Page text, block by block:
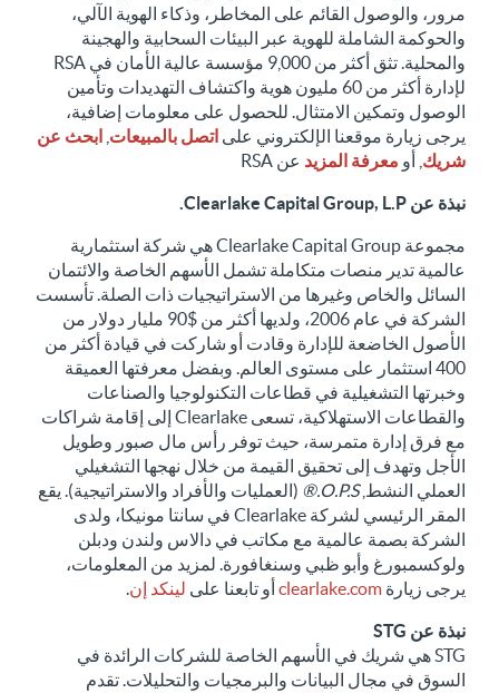
مرور، والوصول القائم على المخاطر، وذكاء الهوية الآلي،
والحوكمة الشاملة للهوية عبر البيئات السحابية والهجينة
والمحلية. تثق أكثر من 9,000 مؤسسة عالية الأمان في RSA
لإدارة أكثر من 60 مليون هوية واكتشاف التهديدات وتأمين
الوصول وتمكين الامتثال. للحصول على معلومات إضافية،
يرجى زيارة موقعنا الإلكتروني على اتصل بالمبيعات ابحث عن
شريك , أو معرفة المزيد عن RSA
نبذة عن Clearlake Capital Group, L.P.
مجموعة Clearlake Capital Group هي شركة استثمارية
عالمية تدير منصات متكاملة تشمل الأسهم الخاصة والائتمان
السائل والخاص وغيرها من الاستراتيجيات ذات الصلة. تأسست
الشركة في عام 2006، ولديها أكثر من $90 مليار دولار من
الأصول الخاضعة للإدارة وقادت أو شاركت في قيادة أكثر من
400 استثمار على مستوى العالم. وبفضل معرفتها العميقة
وخبرتها التشغيلية في قطاعات التكنولوجيا والصناعات
والقطاعات الاستهلاكية، تسعى Clearlake إلى إقامة شراكات
مع فرق إدارة متمرسة، حيث توفر رأس مال صبور وطويل
الأجل وتهدف إلى تحقيق القيمة من خلال نهجها التشغيلي
العملي النشط,O.P.S.®
(العمليات والأفراد والاستراتيجية). يقع
المقر الرئيسي لشركة Clearlake في سانتا مونيكا، ولدى
الشركة بصمة عالمية مع مكاتب في دالاس ولندن ودبلن
ولوكسمبورغ وأبو ظبي وسنغافورة. لمزيد من المعلومات،
يرجى زيارة clearlake.com أو تابعنا على لينكد إن.
نبذة عن STG
STG هي شريك في الأسهم الخاصة للشركات الرائدة في
السوق في مجال البيانات والبرمجيات والتحليلات. تقدم